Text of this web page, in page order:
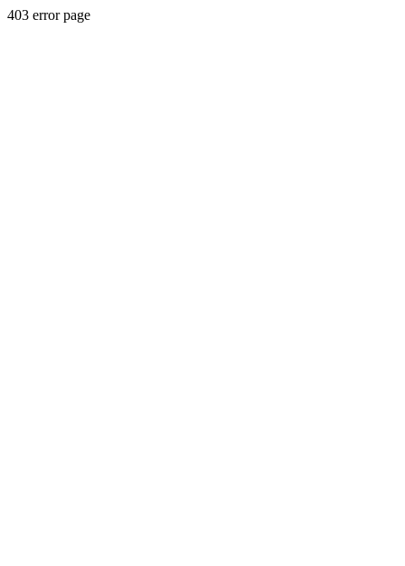
403 error page